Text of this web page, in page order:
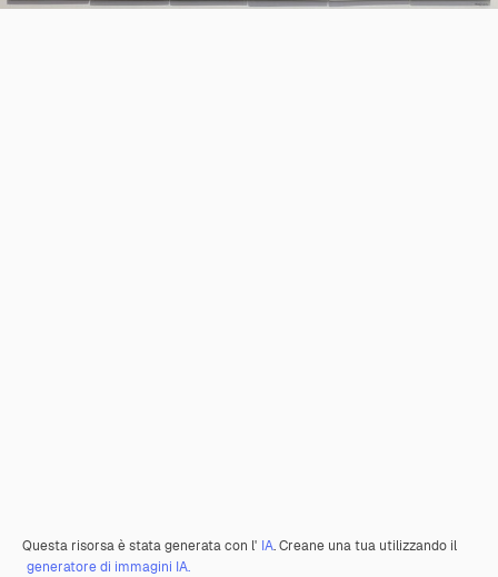
Questa risorsa è stata generata con l' IA. Creane una tua utilizzando il
generatore di immagini IA.